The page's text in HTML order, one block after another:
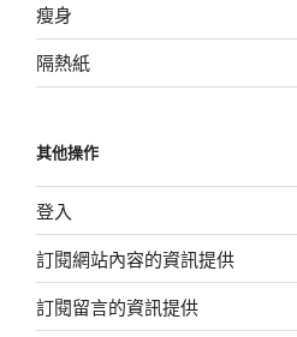
瘦身
隔熱紙
其他操作
登入
訂閱網站內容的資訊提供
訂閱留言的資訊提供